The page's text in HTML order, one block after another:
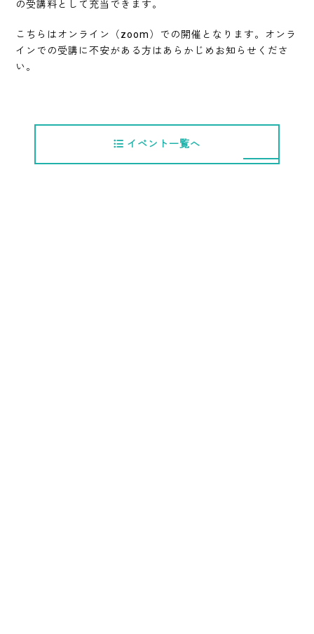
の受講料として充当できます。
こちらはオンライン（zoom）での開催となります。オンラ
インでの受講に不安がある方はあらかじめお知らせくださ
い。
イベント一覧へ